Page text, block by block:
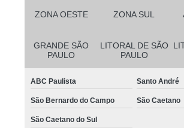
ZONA OESTE ZONA SUL
GRANDE SÃO
PAULO
LITORAL DE SÃO
PAULO
ABC Paulista Santo André
São Bernardo do Campo São Caetano
São Caetano do Sul